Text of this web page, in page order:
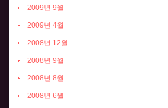
2009년 9월
2009년 4월
2008년 12월
2008년 9월
2008년 8월
2008년 6월